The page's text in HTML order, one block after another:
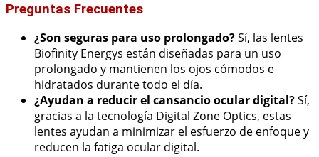
Preguntas Frecuentes
¿Son seguras para uso prolongado?Sí, las lentes
Biofinity Energys están diseñadas para un uso
prolongado y mantienen los ojos cómodos e
hidratados durante todo el día.
¿Ayudan a reducir el cansancio ocular digital?Sí,
gracias a la tecnología Digital Zone Optics, estas
lentes ayudan a minimizar el esfuerzo de enfoque y
reducen la fatiga ocular digital.